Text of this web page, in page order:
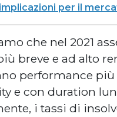
per il
che nel 2021
breve e ad alto
performance più
e con duration
i tassi di